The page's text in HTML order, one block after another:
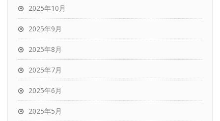
2025年10月
2025年9月
2025年8月
2025年7月
2025年6月
2025年5月